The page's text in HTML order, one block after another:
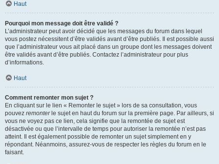
Haut
Pourquoi mon message doit être validé ?
L’administrateur peut avoir décidé que les messages du forum dans lequel
vous postez nécessitent d’être validés avant d’être publiés. Il est possible aussi
que l’administrateur vous ait placé dans un groupe dont les messages doivent
être validés avant d’être publiés. Contactez l’administrateur pour plus
d’informations.
Haut
Comment remonter mon sujet ?
En cliquant sur le lien « Remonter le sujet » lors de sa consultation, vous
pouvez remonterle sujet en haut du forum sur la première page. Par ailleurs, si
vous ne voyez pas ce lien, cela signifie que la remontée de sujet est
désactivée ou que l’intervalle de temps pour autoriser la remontée n’est pas
atteint. Il est également possible de remonter un sujet simplement en y
répondant. Néanmoins, assurez-vous de respecter les règles du forum en le
faisant.